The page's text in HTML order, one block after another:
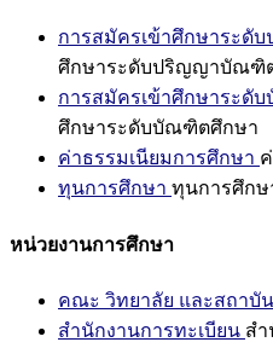
การสมัครเข้าศึกษาระ
ศึกษาระดับปริญญาบัณฑิ
การสมัครเข้าศึกษาระดั
ศึกษาระดับบัณฑิตศึกษา
ค่าธรรมเนียมการศึกษา
ทุนการศึกษา ทุนการศึกษ
หน่วยงานการศึกษา
คณะ วิทยาลัย และสถาบัน
สำนักงานการทะเบียน สำ